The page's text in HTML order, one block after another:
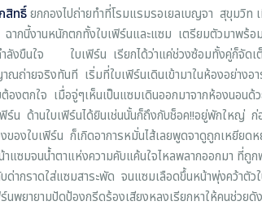
สิทธิ์ยกกองไปถ่ายทำที่โรมแรมรอเยลเบญจา สุขุมวิท
ากนี้งานหนักตกทั้งใบเฟิร์นและแซม เตรียมตัวมาพร้อ
ลังขืนใจ ใบเฟิร์น เรียกได้ว่าแค่ช่วงซ้อมทั้งคู่ก็จัดเ
ยจริงทันที เริ่มที่ใบเฟิร์นเดินเข้ามาในห้องอย่างอ
งตกใจ เมื่อจู่ๆเห็นเป็นแซมเดินออกมาจากห้องนอนด้
ร์น ด้านใบเฟิร์นได้ยินเช่นนั้นก็ถึงกับช็อค!!อยู่พักใหญ่ ก่
องใบเฟิร์น ก็เกิดอาการหมั่นไส้เลยพูดจาดูถูกเหยียด
แซมจนน้ำตาแห่งความคับแค้นใจไหลพลากออกมา ที่ถู
ากราดใส่แซมสาระพัด จนแซมเลือดขึ้นหน้าพุ่งคว้าตั
นพยายามปัดป้องกรีดร้องเสียงหลงเรียกหาให้คนช่วยดั